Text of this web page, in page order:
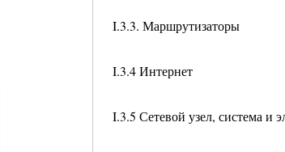
I.3.3. Маршрутизаторы
I.3.4 Интернет
I.3.5 Сетевой узел, система и